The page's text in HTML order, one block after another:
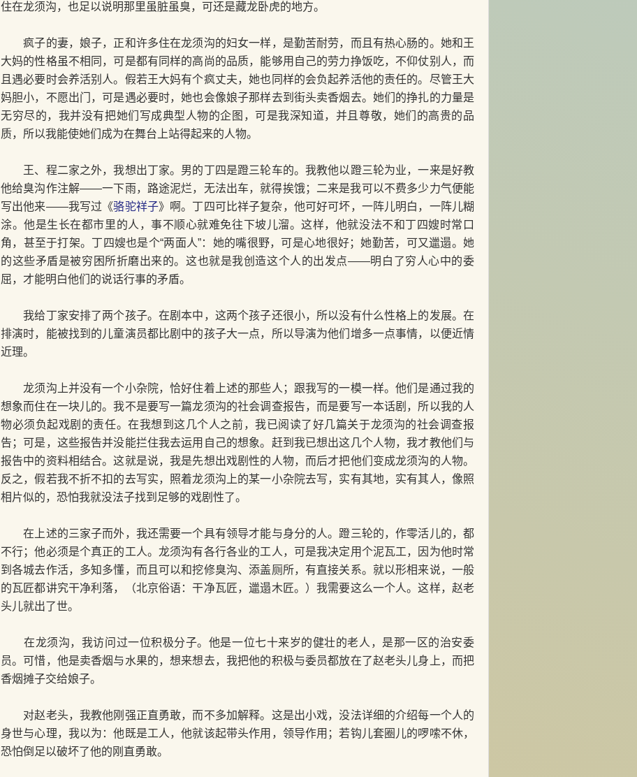
住在龙须沟，也足以说明那里虽脏虽臭，可还是藏龙卧虎的地方。
疯子的妻，娘子，正和许多住在龙须沟的妇女一样，是勤苦耐劳，而且有热心肠的。她和王
大妈的性格虽不相同，可是都有同样的高尚的品质，能够用自己的劳力挣饭吃，不仰仗别人，而
且遇必要时会养活别人。假若王大妈有个疯丈夫，她也同样的会负起养活他的责任的。尽管王大
妈胆小，不愿出门，可是遇必要时，她也会像娘子那样去到街头卖香烟去。她们的挣扎的力量是
无穷尽的，我并没有把她们写成典型人物的企图，可是我深知道，并且尊敬，她们的高贵的品
质，所以我能使她们成为在舞台上站得起来的人物。
王、程二家之外，我想出丁家。男的丁四是蹬三轮车的。我教他以蹬三轮为业，一来是好教
他给臭沟作注解——一下雨，路途泥烂，无法出车，就得挨饿；二来是我可以不费多少力气便能
写出他来——我写过《骆驼祥子》啊。丁四可比祥子复杂，他可好可坏，一阵儿明白，一阵儿糊
涂。他是生长在都市里的人，事不顺心就难免往下坡儿溜。这样，他就没法不和丁四嫂时常口
角，甚至于打架。丁四嫂也是个“两面人”：她的嘴很野，可是心地很好；她勤苦，可又邋遢。她
的这些矛盾是被穷困所折磨出来的。这也就是我创造这个人的出发点——明白了穷人心中的委
屈，才能明白他们的说话行事的矛盾。
我给丁家安排了两个孩子。在剧本中，这两个孩子还很小，所以没有什么性格上的发展。在
排演时，能被找到的儿童演员都比剧中的孩子大一点，所以导演为他们增多一点事情，以便近情
近理。
龙须沟上并没有一个小杂院，恰好住着上述的那些人；跟我写的一模一样。他们是通过我的
想象而住在一块儿的。我不是要写一篇龙须沟的社会调查报告，而是要写一本话剧，所以我的人
物必须负起戏剧的责任。在我想到这几个人之前，我已阅读了好几篇关于龙须沟的社会调查报
告；可是，这些报告并没能拦住我去运用自己的想象。赶到我已想出这几个人物，我才教他们与
报告中的资料相结合。这就是说，我是先想出戏剧性的人物，而后才把他们变成龙须沟的人物。
反之，假若我不折不扣的去写实，照着龙须沟上的某一小杂院去写，实有其地，实有其人，像照
相片似的，恐怕我就没法子找到足够的戏剧性了。
在上述的三家子而外，我还需要一个具有领导才能与身分的人。蹬三轮的，作零活儿的，都
不行；他必须是个真正的工人。龙须沟有各行各业的工人，可是我决定用个泥瓦工，因为他时常
到各城去作活，多知多懂，而且可以和挖修臭沟、添盖厕所，有直接关系。就以形相来说，一般
的瓦匠都讲究干净利落，（北京俗语：干净瓦匠，邋遢木匠。）我需要这么一个人。这样，赵老
头儿就出了世。
在龙须沟，我访问过一位积极分子。他是一位七十来岁的健壮的老人，是那一区的治安委
员。可惜，他是卖香烟与水果的，想来想去，我把他的积极与委员都放在了赵老头儿身上，而把
香烟摊子交给娘子。
对赵老头，我教他刚强正直勇敢，而不多加解释。这是出小戏，没法详细的介绍每一个人的
身世与心理，我以为：他既是工人，他就该起带头作用，领导作用；若钩儿套圈儿的啰嗦不休，
恐怕倒足以破坏了他的刚直勇敢。